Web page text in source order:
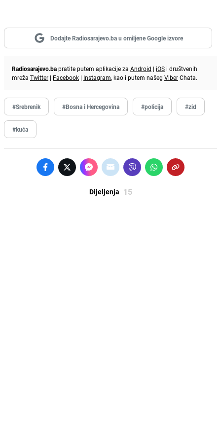
Dodajte Radiosarajevo.ba u omiljene Google izvore
Radiosarajevo.bapratite putem aplikacije za Android | iOS i društvenih
mreža Twitter | Facebook | Instagram, kao i putem našeg ViberChata.
#Srebrenik #Bosna i Hercegovina #policija #zid
#kuća
Dijeljenja 15